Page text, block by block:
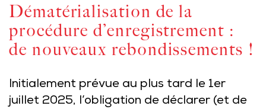
Dématérialisation de la
procédure d’enregistrement :
de nouveaux rebondissements !
Initialement prévue au plus tard le 1er
juillet 2025, l’obligation de déclarer (et de